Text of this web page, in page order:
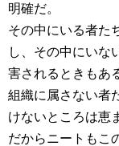
明確だ。
その中にいる者た
し、その中にいな
害されるときもあ
組織に属さない者
けないところは恵
だからニートもこ